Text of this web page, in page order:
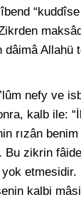
“kuddîse
dâimâ Allahü
nefy ve
kalb ile:
rızân benim
Bu zikrin
kalbi